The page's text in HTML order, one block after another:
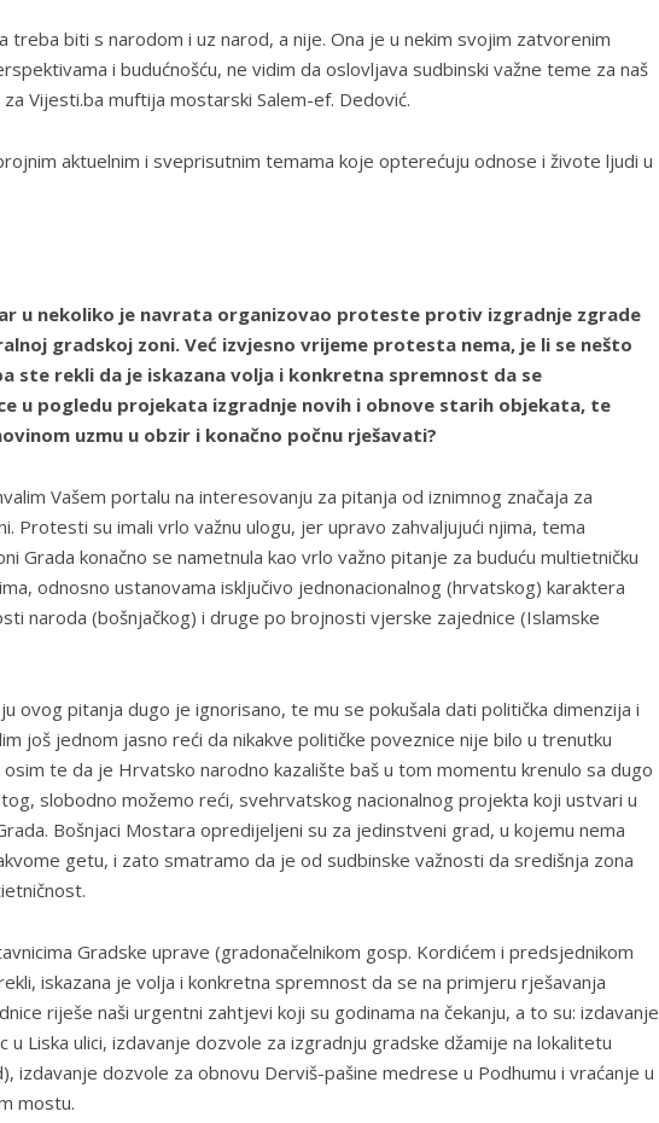
biti s narodom i uz narod, a nije. Ona je u nekim svojim zatvorenim
i budućnošću, ne vidim da oslovljava sudbinski važne teme za naš
Vijesti.ba muftija mostarski Salem-ef. Dedović.
aktuelnim i sveprisutnim temama koje opterećuju odnose i živote ljudi u
u nekoliko je navrata organizovao proteste protiv izgradnje zgrade
gradskoj zoni. Već izvjesno vrijeme protesta nema, je li se nešto
ste rekli da je iskazana volja i konkretna spremnost da se
u pogledu projekata izgradnje novih i obnove starih objekata, te
uzmu u obzir i konačno počnu rješavati?
Vašem portalu na interesovanju za pitanja od iznimnog značaja za
Protesti su imali vrlo važnu ulogu, jer upravo zahvaljujući njima, tema
Grada konačno se nametnula kao vrlo važno pitanje za buduću multietničku
odnosno ustanovama isključivo jednonacionalnog (hrvatskog) karaktera
naroda (bošnjačkog) i druge po brojnosti vjerske zajednice (Islamske
ovog pitanja dugo je ignorisano, te mu se pokušala dati politička dimenzija i
još jednom jasno reći da nikakve političke poveznice nije bilo u trenutku
te da je Hrvatsko narodno kazalište baš u tom momentu krenulo sa dugo
slobodno možemo reći, svehrvatskog nacionalnog projekta koji ustvari u
Bošnjaci Mostara opredijeljeni su za jedinstveni grad, u kojemu nema
getu, i zato smatramo da je od sudbinske važnosti da središnja zona
Gradske uprave (gradonačelnikom gosp. Kordićem i predsjednikom
iskazana je volja i konkretna spremnost da se na primjeru rješavanja
riješe naši urgentni zahtjevi koji su godinama na čekanju, a to su: izdavanje
Liska ulici, izdavanje dozvole za izgradnju gradske džamije na lokalitetu
izdavanje dozvole za obnovu Derviš-pašine medrese u Podhumu i vraćanje u
mostu.